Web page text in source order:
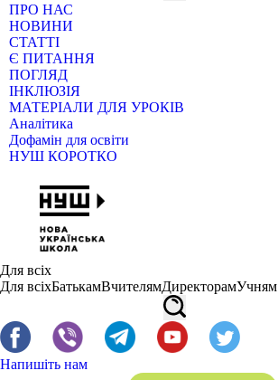
ПРО НАС
НОВИНИ
СТАТТІ
Є ПИТАННЯ
ПОГЛЯД
ІНКЛЮЗІЯ
МАТЕРІАЛИ ДЛЯ УРОКІВ
Аналітика
Дофамін для освіти
НУШ КОРОТКО
Для всіх
Для всіхБатькамВчителямДиректорамУчням
Напишіть нам